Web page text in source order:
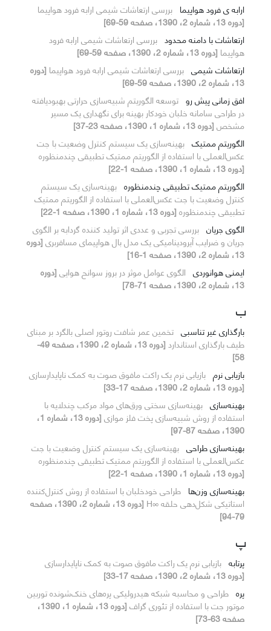
ارابه ی فرود هواپیما بررسی ارتعاشات شیمی ارابه‌ فرود هواپیما
[دوره 13، شماره 2، 1390، صفحه 59-69]
ارتعاشات با دامنه محدود بررسی ارتعاشات شیمی ارابه‌ فرود
هواپیما [دوره 13، شماره 2، 1390، صفحه 59-69]
ارتعاشات شیمی بررسی ارتعاشات شیمی ارابه‌ فرود هواپیما [دوره
13، شماره 2، 1390، صفحه 59-69]
افق زمانی پیش رو توسعه الگوریتم شبیه‌سازی حرارتی بهبودیافته
در طراحی سامانه خلبان خودکار بهینه برای نگهداری یک مسیر
مشخص [دوره 13، شماره 1، 1390، صفحه 23-37]
الگوریتم ممتیک بهینه‌سازی یک سیستم کنترل وضعیت با جت
عکس‌العملی با استفاده از الگوریتم ممتیک تطبیقی چند‌منظوره
[دوره 13، شماره 1، 1390، صفحه 1-22]
الگوریتم ممتیک تطبیقی چندمنظوره بهینه‌سازی یک سیستم
کنترل وضعیت با جت عکس‌العملی با استفاده از الگوریتم ممتیک
تطبیقی چند‌منظوره [دوره 13، شماره 1، 1390، صفحه 1-22]
الگوی جریان بررسی تجربی و عددی اثر تولید کننده گردابه بر الگوی
جریان و ضرایب آیرودینامیکی یک مدل بال هواپیمای مسافربری [دوره
13، شماره 2، 1390، صفحه 1-16]
ایمنی هوانوردی الگوی عوامل موثر در بروز سوانح هوایی [دوره
13، شماره 2، 1390، صفحه 71-78]
ب
بارگذاری غیر تناسبی تخمین عمر شافت روتور اصلی بالگرد بر مبنای
طیف بارگذاری استاندارد
[دوره 13، شماره 2، 1390، صفحه 49-
58]
بازیابی نرم بازیابی نرم یک راکت مافوق صوت به کمک ناپایدارسازی
[دوره 13، شماره 2، 1390، صفحه 17-33]
بهینه‌سازی بهینه‌سازی سختی ورق‌های مواد مرکب چندلایه با
استفاده از روش شبیه‌سازی پخت فلز موازی
[دوره 13، شماره 1،
1390، صفحه 87-97]
بهینه‌سازی طراحی بهینه‌سازی یک سیستم کنترل وضعیت با جت
عکس‌العملی با استفاده از الگوریتم ممتیک تطبیقی چند‌منظوره
[دوره 13، شماره 1، 1390، صفحه 1-22]
بهینه‌سازی وزن‌ها طراحی خودخلبان با استفاده از روش کنترل‌کننده
استاتیکی شکل‌دهی حلقه ∞H
[دوره 13، شماره 2، 1390، صفحه
79-94]
پ
پرتابه بازیابی نرم یک راکت مافوق صوت به کمک ناپایدارسازی
[دوره 13، شماره 2، 1390، صفحه 17-33]
پره طراحی و محاسبه شبکه هیدرولیکی پره‌های خنک‌شونده توربین
موتور جت با استفاده از تئوری گراف
[دوره 13، شماره 1، 1390،
صفحه 63-73]